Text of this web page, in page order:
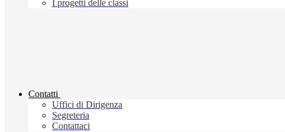
I progetti delle classi
Contatti
Uffici di Dirigenza
Segreteria
Contattaci